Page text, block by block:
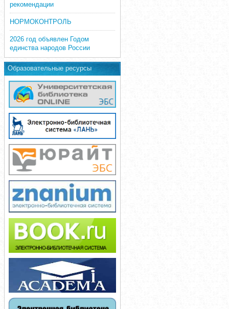
рекомендации
НОРМОКОНТРОЛЬ
2026 год объявлен Годом
единства народов России
Образовательные ресурсы